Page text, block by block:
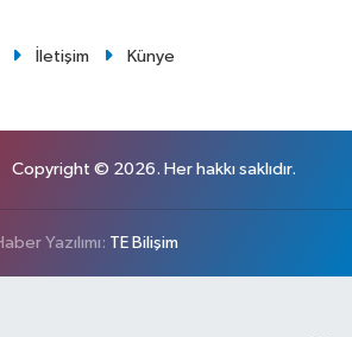
İletişim Künye
Copyright © 2026. Her hakkı saklıdır.
Yazılımı: TE Bilişim